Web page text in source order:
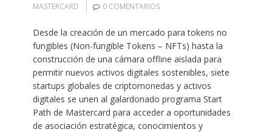
MASTERCARD
0 COMENTARIOS
Desde la creación de un mercado para tokens no
fungibles (Non-fungible Tokens – NFTs) hasta la
construcción de una cámara offline aislada para
permitir nuevos activos digitales sostenibles, siete
startups globales de criptomonedas y activos
digitales se unen al galardonado programa Start
Path de Mastercard para acceder a oportunidades
de asociación estratégica, conocimientos y